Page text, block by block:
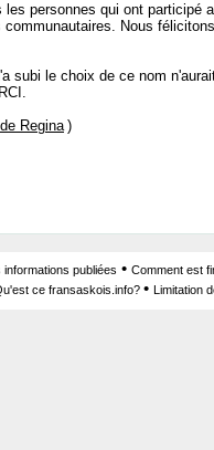
personnes qui ont participé
Nous
subi le choix de ce nom
Regina )
publiées • Comment est
ce fransaskois.info? • Limitation